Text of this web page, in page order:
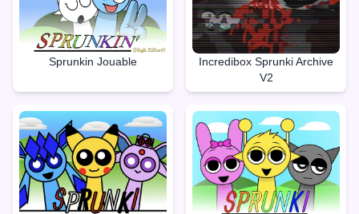
Sprunkin Jouable
Incredibox Sprunki Archive
V2